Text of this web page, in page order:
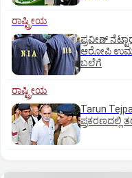
ರಾಷ್ಟ್ರೀಯ
ಪ್ರವೀಣ್
ಆರೋಪಿ
ಬಲೆಗೆ
ರಾಷ್ಟ್ರೀಯ
Tarun
ಪ್ರಕರಣದಲ್ಲಿ